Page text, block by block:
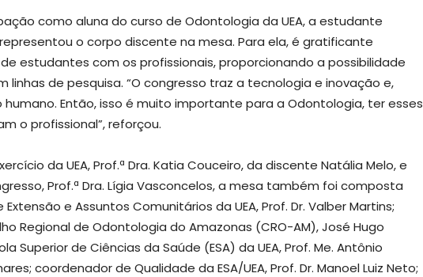
como aluna do curso de Odontologia da UEA, a estudante
o corpo discente na mesa. Para ela, é gratificante
estudantes com os profissionais, proporcionando a possibilidade
linhas de pesquisa. “O congresso traz a tecnologia e inovação e,
humano. Então, isso é muito importante para a Odontologia, ter esses
o profissional”, reforçou.
da UEA, Prof.ª Dra. Katia Couceiro, da discente Natália Melo, e
Prof.ª Dra. Lígia Vasconcelos, a mesa também foi composta
e Assuntos Comunitários da UEA, Prof. Dr. Valber Martins;
Regional de Odontologia do Amazonas (CRO-AM), José Hugo
Superior de Ciências da Saúde (ESA) da UEA, Prof. Me. Antônio
coordenador de Qualidade da ESA/UEA, Prof. Dr. Manoel Luiz Neto;